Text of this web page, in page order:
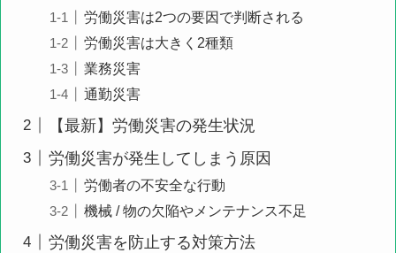
労働災害は2つの要因で判断される
労働災害は大きく2種類
業務災害
通勤災害
【最新】労働災害の発生状況
労働災害が発生してしまう原因
労働者の不安全な行動
機械 / 物の欠陥やメンテナンス不足
労働災害を防止する対策方法